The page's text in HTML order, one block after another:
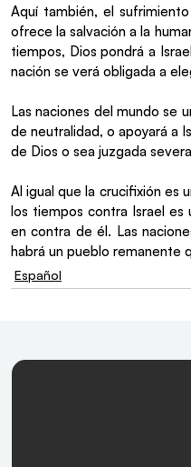
Aquí también, el
ofrece la salvación a la
tiempos, Dios pondrá a
nación se verá obligada a
Las naciones del mundo se
de neutralidad, o apoyará a
de Dios o sea juzgada
Al igual que la crucifixión es
los tiempos contra Israel
en contra de él. Las
habrá un pueblo remanente
Español